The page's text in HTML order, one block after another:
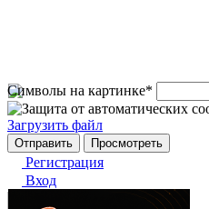
Символы на картинке*
Загрузить файл
Регистрация
Вход